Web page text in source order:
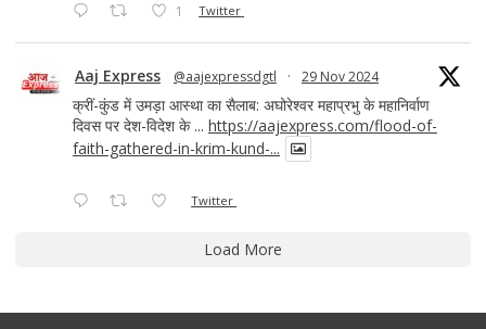
1 Twitter
Aaj Express @aajexpressdgtl · 29 Nov 2024
क्रीं-कुंड में उमड़ा आस्था का सैलाब: अघोरेश्वर महाप्रभु के महानिर्वाण
दिवस पर देश-विदेश के ... https://aajexpress.com/flood-of-
faith-gathered-in-krim-kund-...
Twitter
Load More